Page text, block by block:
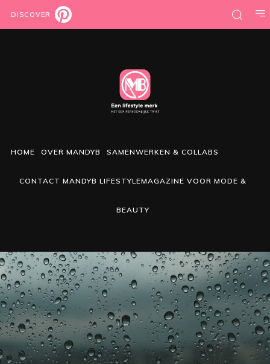
DISCOVER
HOME OVER MANDYB SAMENWERKEN & COLLABS
CONTACT MANDYB LIFESTYLEMAGAZINE VOOR MODE &
BEAUTY